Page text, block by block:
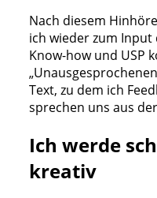
Nach diesem
ich wieder zum Input
Know-how und USP
Text, zu dem ich
sprechen uns aus der
Ich werde
kreativ